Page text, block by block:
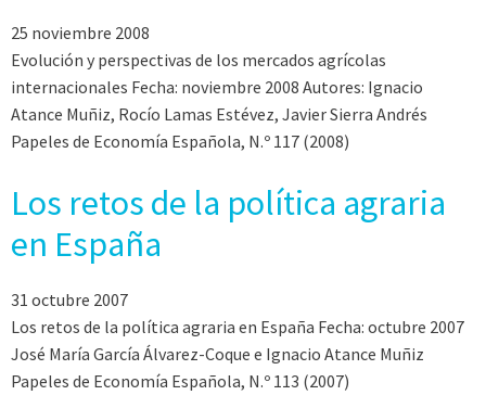
25 noviembre 2008
Evolución y perspectivas de los mercados agrícolas
internacionales Fecha: noviembre 2008 Autores: Ignacio
Atance Muñiz, Rocío Lamas Estévez, Javier Sierra Andrés
Papeles de Economía Española, N.º 117 (2008)
Los retos de la política agraria
en España
31 octubre 2007
Los retos de la política agraria en España Fecha: octubre 2007
José María García Álvarez-Coque e Ignacio Atance Muñiz
Papeles de Economía Española, N.º 113 (2007)